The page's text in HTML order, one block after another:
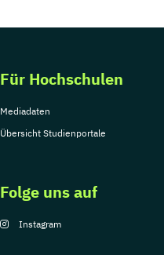
Für Hochschulen
Mediadaten
Übersicht Studienportale
Folge uns auf
Instagram